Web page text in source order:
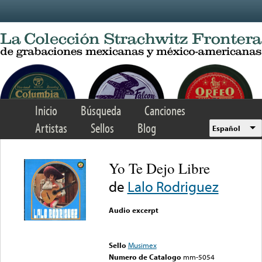
Inicio Búsqueda
Canciones
Artistas
Sellos Blog Español
Yo Te Dejo Libre
de Lalo Rodriguez
Audio excerpt
Sello Musimex
Numero de Catalogo mm-5054